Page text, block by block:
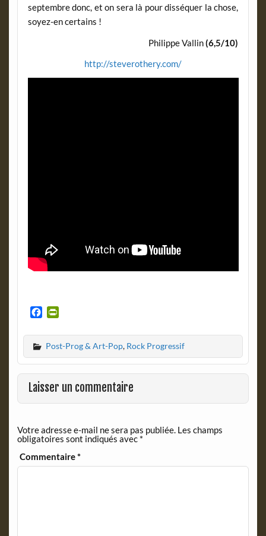
septembre donc, et on sera là pour disséquer la chose,
soyez-en certains !
Philippe Vallin(6,5/10)
http://steverothery.com/
c
e
b
o
o
k
i
n
t
F
r
e
d
l
y
Post-Prog & Art-Pop, Rock Progressif
Laisser un commentaire
Votre adresse e-mail ne sera pas publiée. Les champs
obligatoires sont indiqués avec *
Commentaire*